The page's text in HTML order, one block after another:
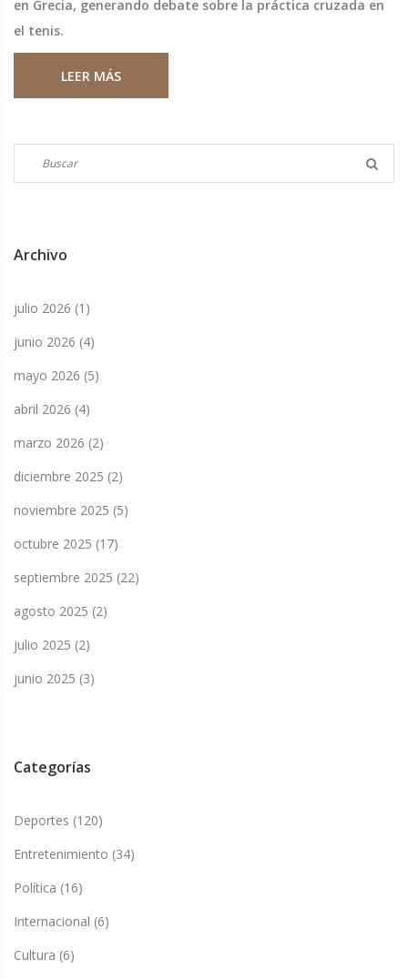
en Grecia, generando debate sobre la práctica cruzada en
el tenis.
LEER MÁS
Archivo
julio 2026 (1)
junio 2026 (4)
mayo 2026 (5)
abril 2026 (4)
marzo 2026 (2)
diciembre 2025 (2)
noviembre 2025 (5)
octubre 2025 (17)
septiembre 2025 (22)
agosto 2025 (2)
julio 2025 (2)
junio 2025 (3)
Categorías
Deportes (120)
Entretenimiento (34)
Política (16)
Internacional (6)
Cultura (6)